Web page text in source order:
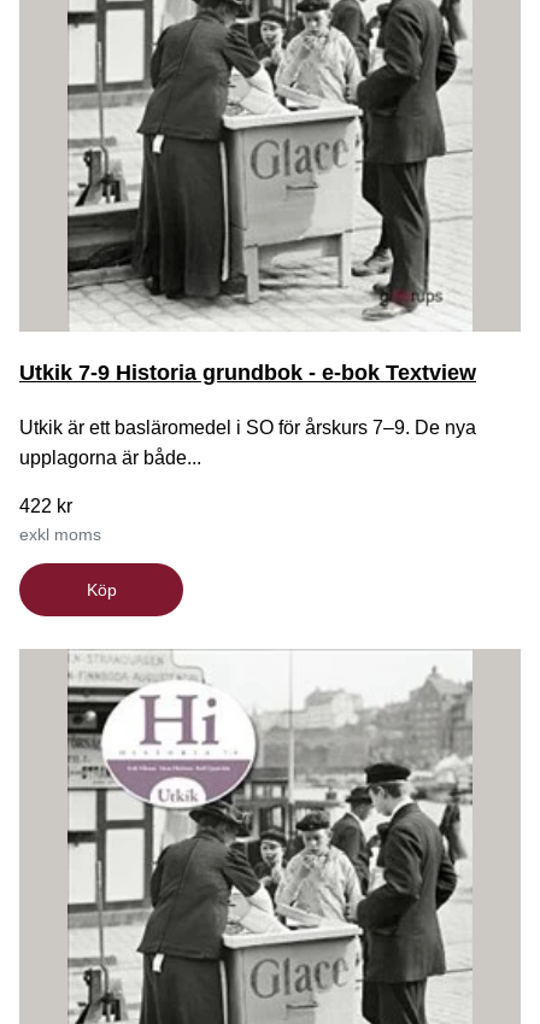
Utkik 7-9 Historia grundbok - e-bok Textview
Utkik är ett basläromedel i SO för årskurs 7–9. De nya
upplagorna är både...
422 kr
exkl moms
Köp